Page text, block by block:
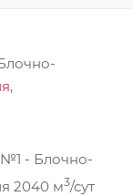
,
- Блочно-
2040 м3/сут